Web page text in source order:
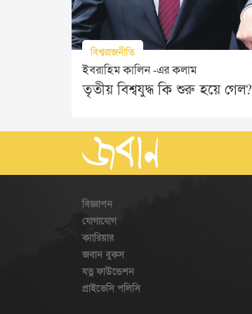
বিশ্বরাজনীতি
ইবরাহিম কালিন -এর কলাম
তৃতীয় বিশ্বযুদ্ধ কি শুরু হয়ে গেল?
বিজ্ঞাপন
যোগাযোগ
ক্যারিয়ার
জবান বুকস
যত্ন ফাউন্ডেশন
প্রাইভেসি পলিসি